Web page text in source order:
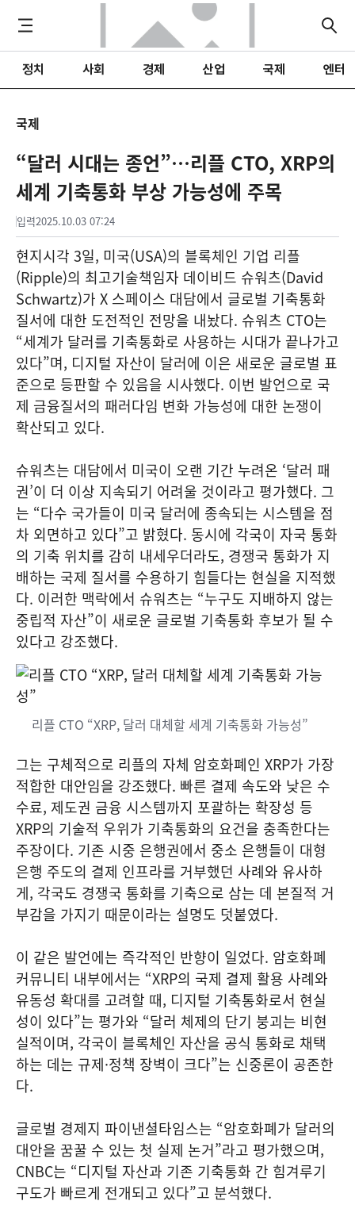
정치 사회 경제 산업 국제 엔터
국제
“달러 시대는 종언”…리플 CTO, XRP의
세계 기축통화 부상 가능성에 주목
입력2025.10.03 07:24
현지시각 3일, 미국(USA)의 블록체인 기업 리플
(Ripple)의 최고기술책임자 데이비드 슈워츠(David
Schwartz)가 X 스페이스 대담에서 글로벌 기축통화
질서에 대한 도전적인 전망을 내놨다. 슈워츠 CTO는
“세계가 달러를 기축통화로 사용하는 시대가 끝나가고
있다”며, 디지털 자산이 달러에 이은 새로운 글로벌 표
준으로 등판할 수 있음을 시사했다. 이번 발언으로 국
제 금융질서의 패러다임 변화 가능성에 대한 논쟁이
확산되고 있다.
슈워츠는 대담에서 미국이 오랜 기간 누려온 ‘달러 패
권’이 더 이상 지속되기 어려울 것이라고 평가했다. 그
는 “다수 국가들이 미국 달러에 종속되는 시스템을 점
차 외면하고 있다”고 밝혔다. 동시에 각국이 자국 통화
의 기축 위치를 감히 내세우더라도, 경쟁국 통화가 지
배하는 국제 질서를 수용하기 힘들다는 현실을 지적했
다. 이러한 맥락에서 슈워츠는 “누구도 지배하지 않는
중립적 자산”이 새로운 글로벌 기축통화 후보가 될 수
있다고 강조했다.
리플 CTO “XRP, 달러 대체할 세계 기축통화 가능성”
그는 구체적으로 리플의 자체 암호화폐인 XRP가 가장
적합한 대안임을 강조했다. 빠른 결제 속도와 낮은 수
수료, 제도권 금융 시스템까지 포괄하는 확장성 등
XRP의 기술적 우위가 기축통화의 요건을 충족한다는
주장이다. 기존 시중 은행권에서 중소 은행들이 대형
은행 주도의 결제 인프라를 거부했던 사례와 유사하
게, 각국도 경쟁국 통화를 기축으로 삼는 데 본질적 거
부감을 가지기 때문이라는 설명도 덧붙였다.
이 같은 발언에는 즉각적인 반향이 일었다. 암호화폐
커뮤니티 내부에서는 “XRP의 국제 결제 활용 사례와
유동성 확대를 고려할 때, 디지털 기축통화로서 현실
성이 있다”는 평가와 “달러 체제의 단기 붕괴는 비현
실적이며, 각국이 블록체인 자산을 공식 통화로 채택
하는 데는 규제·정책 장벽이 크다”는 신중론이 공존한
다.
글로벌 경제지 파이낸셜타임스는 “암호화폐가 달러의
대안을 꿈꿀 수 있는 첫 실제 논거”라고 평가했으며,
CNBC는 “디지털 자산과 기존 기축통화 간 힘겨루기
구도가 빠르게 전개되고 있다”고 분석했다.